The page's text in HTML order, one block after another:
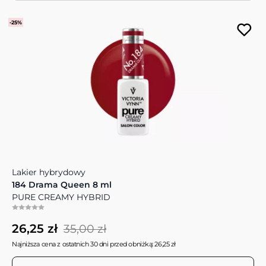
-25%
Lakier hybrydowy
184 Drama Queen 8 ml
PURE CREAMY HYBRID
26,25 zł 35,00 zł
Najniższa cena z ostatnich 30 dni przed obniżką: 26,25 zł